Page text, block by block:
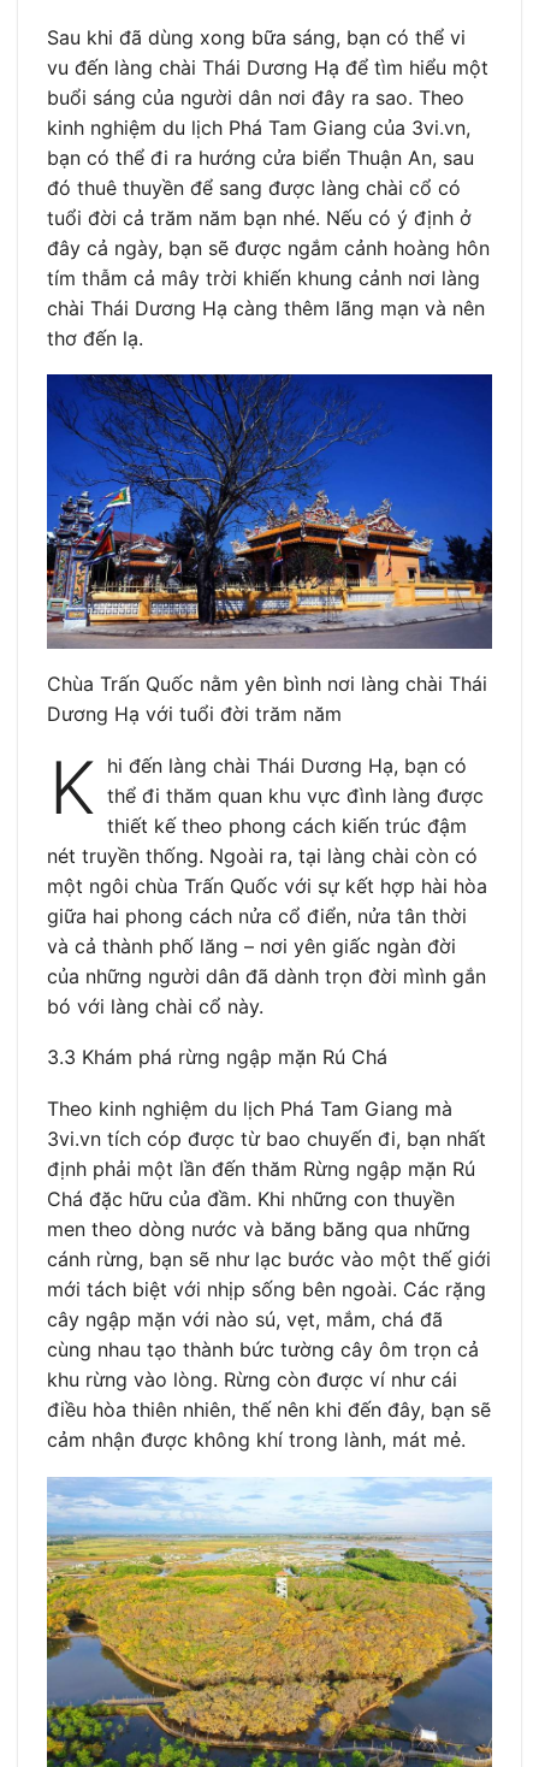
Sau khi đã dùng xong bữa sáng, bạn có thể vi
vu đến làng chài Thái Dương Hạ để tìm hiểu một
buổi sáng của người dân nơi đây ra sao. Theo
kinh nghiệm du lịch Phá Tam Giang của 3vi.vn,
bạn có thể đi ra hướng cửa biển Thuận An, sau
đó thuê thuyền để sang được làng chài cổ có
tuổi đời cả trăm năm bạn nhé. Nếu có ý định ở
đây cả ngày, bạn sẽ được ngắm cảnh hoàng hôn
tím thẫm cả mây trời khiến khung cảnh nơi làng
chài Thái Dương Hạ càng thêm lãng mạn và nên
thơ đến lạ.
Chùa Trấn Quốc nằm yên bình nơi làng chài Thái
Dương Hạ với tuổi đời trăm năm
K hi đến làng chài Thái Dương Hạ, bạn có
thể đi thăm quan khu vực đình làng được
thiết kế theo phong cách kiến trúc đậm
nét truyền thống. Ngoài ra, tại làng chài còn có
một ngôi chùa Trấn Quốc với sự kết hợp hài hòa
giữa hai phong cách nửa cổ điển, nửa tân thời
và cả thành phố lăng – nơi yên giấc ngàn đời
của những người dân đã dành trọn đời mình gắn
bó với làng chài cổ này.
3.3 Khám phá rừng ngập mặn Rú Chá
Theo kinh nghiệm du lịch Phá Tam Giang mà
3vi.vn tích cóp được từ bao chuyến đi, bạn nhất
định phải một lần đến thăm Rừng ngập mặn Rú
Chá đặc hữu của đầm. Khi những con thuyền
men theo dòng nước và băng băng qua những
cánh rừng, bạn sẽ như lạc bước vào một thế giới
mới tách biệt với nhịp sống bên ngoài. Các rặng
cây ngập mặn với nào sú, vẹt, mắm, chá đã
cùng nhau tạo thành bức tường cây ôm trọn cả
khu rừng vào lòng. Rừng còn được ví như cái
điều hòa thiên nhiên, thế nên khi đến đây, bạn sẽ
cảm nhận được không khí trong lành, mát mẻ.